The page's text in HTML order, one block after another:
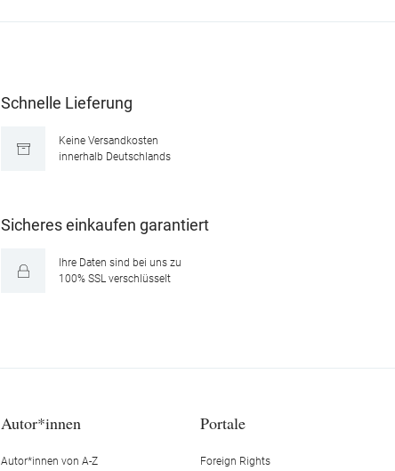
Schnelle Lieferung
Keine Versandkosten
innerhalb Deutschlands
Sicheres einkaufen garantiert
Ihre Daten sind bei uns zu
100% SSL verschlüsselt
Autor*innen
Autor*innen von A-Z
Portale
Foreign Rights